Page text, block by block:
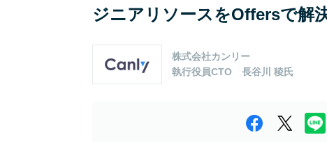
ジニアリソースをOffersで解
株式会社カンリー
執行役員CTO 長谷川 稜氏